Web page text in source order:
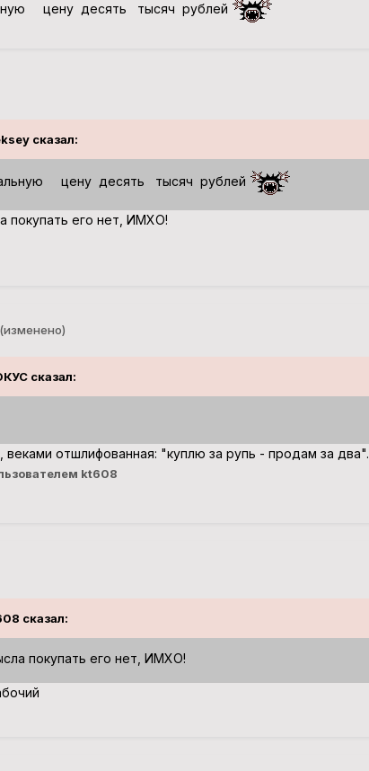
цену десять тысяч рублей
сказал:
цену десять тысяч рублей
покупать его нет, ИМХО!
(изменено)
сказал:
веками отшлифованная: "куплю за рупь - продам за два".
kt608
сказал:
покупать его нет, ИМХО!